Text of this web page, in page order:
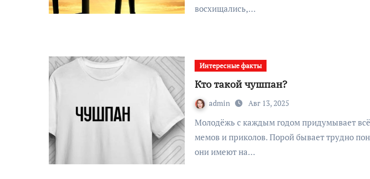
восхищались,…
Интересные факты
Кто такой чушпан?
admin Авг 13, 2025
Молодёжь с каждым годом придумывает всё больше
мемов и приколов. Порой бывает трудно
они имеют на…